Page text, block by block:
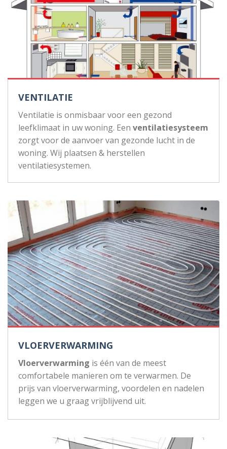
VENTILATIE
Ventilatie is onmisbaar voor een gezond
leefklimaat in uw woning. Een ventilatiesysteem
zorgt voor de aanvoer van gezonde lucht in de
woning. Wij plaatsen & herstellen
ventilatiesystemen.
VLOERVERWARMING
Vloerverwarming is één van de meest
comfortabele manieren om te verwarmen. De
prijs van vloerverwarming, voordelen en nadelen
leggen we u graag vrijblijvend uit.